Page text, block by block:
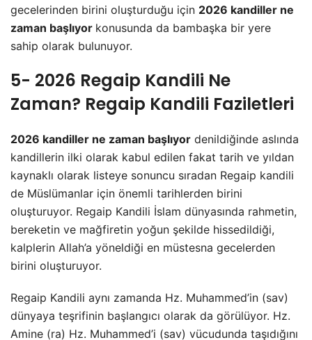
gecelerinden birini oluşturduğu için 2026 kandiller ne
zaman başlıyor konusunda da bambaşka bir yere
sahip olarak bulunuyor.
5- 2026 Regaip Kandili Ne
Zaman? Regaip Kandili Faziletleri
2026 kandiller ne zaman başlıyor denildiğinde aslında
kandillerin ilki olarak kabul edilen fakat tarih ve yıldan
kaynaklı olarak listeye sonuncu sıradan Regaip kandili
de Müslümanlar için önemli tarihlerden birini
oluşturuyor. Regaip Kandili İslam dünyasında rahmetin,
bereketin ve mağfiretin yoğun şekilde hissedildiği,
kalplerin Allah’a yöneldiği en müstesna gecelerden
birini oluşturuyor.
Regaip Kandili aynı zamanda Hz. Muhammed’in (sav)
dünyaya teşrifinin başlangıcı olarak da görülüyor. Hz.
Amine (ra) Hz. Muhammed’i (sav) vücudunda taşıdığını